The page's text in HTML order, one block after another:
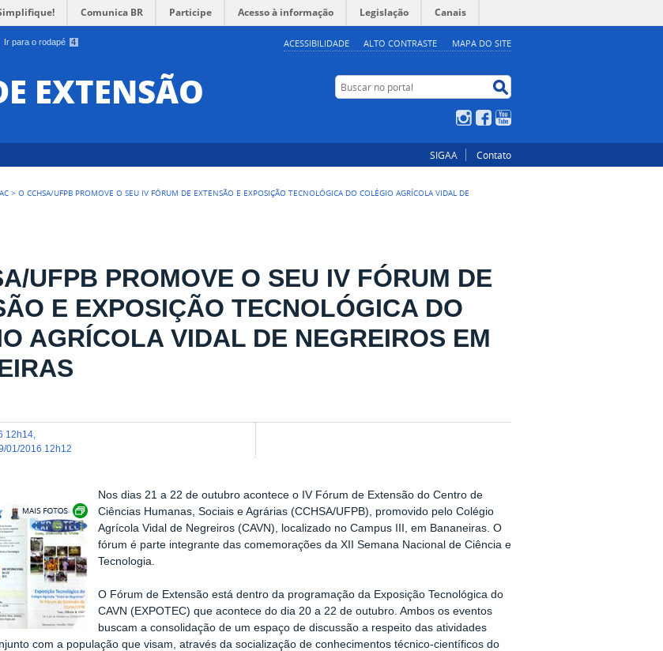
Ir para o rodapé 4 ACESSIBILIDADE ALTO CONTRASTE MAPA DO SITE
Comunica BR Participe Acesso à informação Legislação Canais
EXTENSÃO Buscar no portal
InstagramFacebook
SIGAA Contato
>O CCHSA/UFPB PROMOVE O SEU IV FÓRUM DE EXTENSÃO E EXPOSIÇÃO TECNOLÓGICA DO COLÉGIO AGRÍCOLA VIDAL DE
UFPB PROMOVE O SEU IV FÓRUM DE
E EXPOSIÇÃO TECNOLÓGICA DO
AGRÍCOLA VIDAL DE NEGREIROS EM
12h14
01/2016 12h12
Exibir carrossel de imagens
Nos dias 21 a 22 de outubro acontece o IV Fórum de Extensão do Centro de
Ciências Humanas, Sociais e Agrárias (CCHSA/UFPB), promovido pelo Colégio
Agrícola Vidal de Negreiros (CAVN), localizado no Campus III, em Bananeiras. O
fórum é parte integrante das comemorações da XII Semana Nacional de Ciência e
Tecnologia.
O Fórum de Extensão está dentro da programação da Exposição Tecnológica do
CAVN (EXPOTEC) que acontece do dia 20 a 22 de outubro. Ambos os eventos
buscam a consolidação de um espaço de discussão a respeito das atividades
com a população que visam, através da socialização de conhecimentos técnico-científicos do